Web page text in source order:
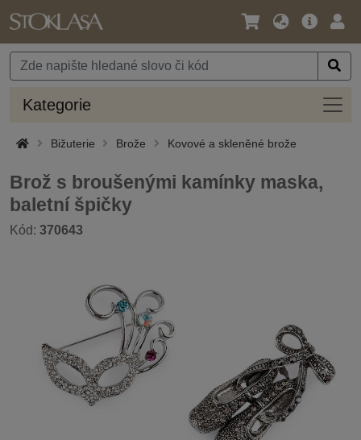
Jazyk
Měna
Hlavní
Kategorie
Bižuterie Brože Kovové a skleněné brože
Brož s broušenými kamínky maska,
baletní špičky
Kód: 370643